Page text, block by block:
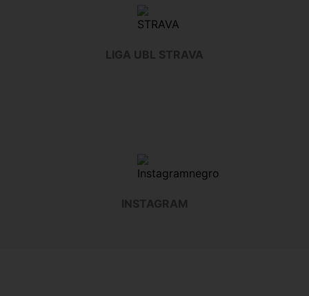
LIGA UBL STRAVA
INSTAGRAM